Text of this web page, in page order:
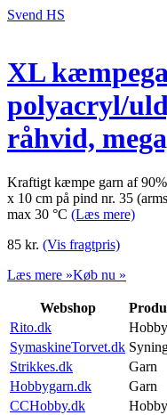
Svend HS
XL
polyacryl/
råhvid,
Kraftigt kæmpe garn af
x 10 cm på pind nr. 35
max 30 °C (Læs mere)
85 kr. (Vis fragtpris)
Læs mere »Køb nu »
Webshop
Rito.dk
Hobby
SymaskineTorvet.dk
Strikkes.dk
Garn
Hobbygarn.dk
Garn
CCHobby.dk
Hobby